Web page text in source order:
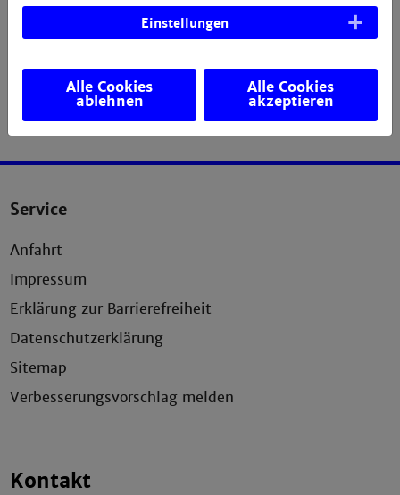
Service
Anfahrt
Impressum
Erklärung zur Barrierefreiheit
Datenschutzerklärung
Sitemap
Verbesserungsvorschlag melden
Kontakt
Einstellungen
Alle Cookies
ablehnen
Alle Cookies
akzeptieren